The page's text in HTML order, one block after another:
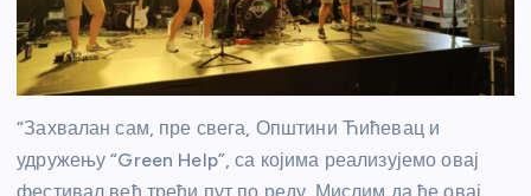
“Захвалан сам, пре свега, Општини Ћићевац и
удружењу “Green Help”, са којима реализујемо овај